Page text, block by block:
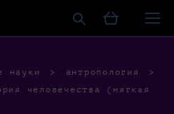
науки > антропология
>
человечества (мягкая